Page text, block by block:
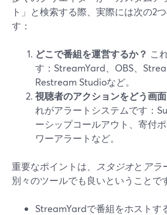
ト」と検索する際、実際には次の2
す：
どこで番組を運営するか？ こ
す：StreamYard、OBS、
Restream Studioなど。
視聴者のアクションをどう画
れがアラートシステムです：
ーシップコールアウト、寄付
ワーアラートなど。
重要なポイントは、 スタジオと アラ
別々のツールでも良いということで
StreamYardで番組をホストす